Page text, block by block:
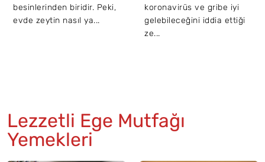
besinlerinden biridir. Peki,
evde zeytin nasıl ya...
koronavirüs ve gribe iyi
gelebileceğini iddia ettiği
ze...
Lezzetli Ege Mutfağı
Yemekleri